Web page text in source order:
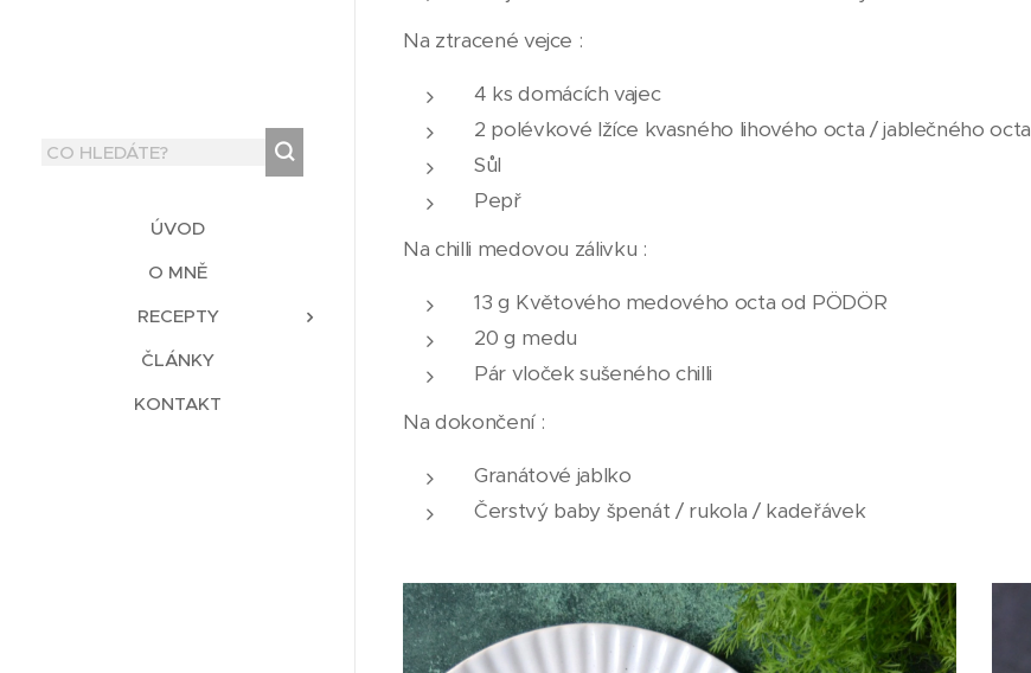
ÚVOD
O MNĚ
RECEPTY
ČLÁNKY
KONTAKT
Na ztracené vejce :
4 ks domácích vajec
2 polévkové lžíce kvasného lihového octa / jablečného octa
Sůl
Pepř
Na chilli medovou zálivku :
13 g Květového medového octa od PÖDÖR
20 g medu
Pár vloček sušeného chilli
Na dokončení :
Granátové jablko
Čerstvý baby špenát / rukola / kadeřávek